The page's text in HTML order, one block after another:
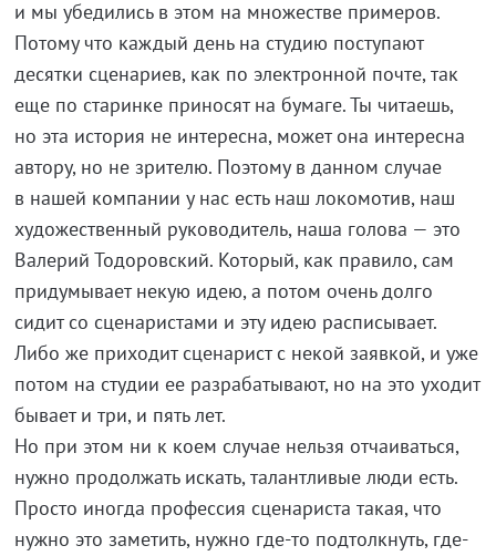
и мы убедились в этом на множестве примеров.
Потому что каждый день на студию поступают
десятки сценариев, как по электронной почте, так
еще по старинке приносят на бумаге. Ты читаешь,
но эта история не интересна, может она интересна
автору, но не зрителю. Поэтому в данном случае
в нашей компании у нас есть наш локомотив, наш
художественный руководитель, наша голова — это
Валерий Тодоровский. Который, как правило, сам
придумывает некую идею, а потом очень долго
сидит со сценаристами и эту идею расписывает.
Либо же приходит сценарист с некой заявкой, и уже
потом на студии ее разрабатывают, но на это уходит
бывает и три, и пять лет.
Но при этом ни к коем случае нельзя отчаиваться,
нужно продолжать искать, талантливые люди есть.
Просто иногда профессия сценариста такая, что
нужно это заметить, нужно где-то подтолкнуть, где-